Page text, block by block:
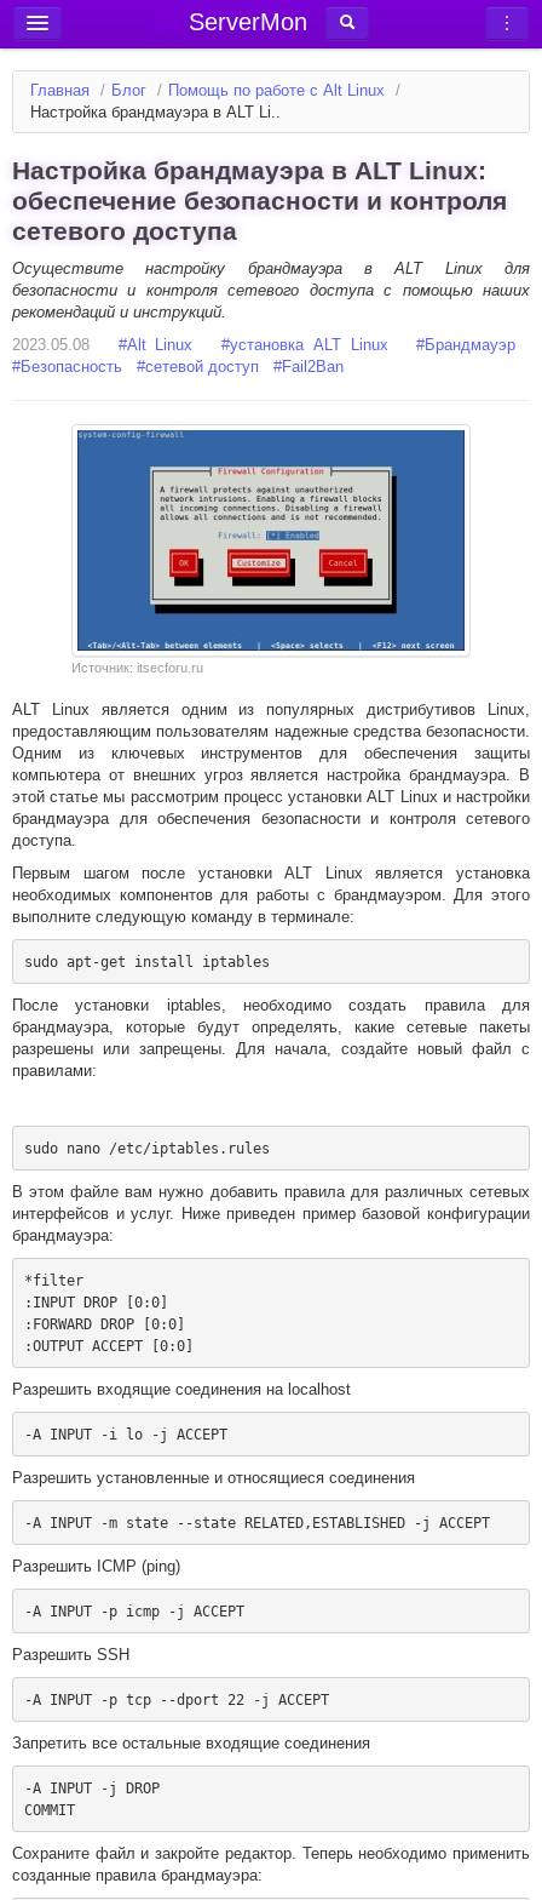
ServerMon
Добавить сервер
Мониторинг серверов
Статьи
Форум
Вход в аккаунт
Главная / Блог / Помощь по работе с Alt Linux
/
Настройка брандмауэра в ALT Li..
Настройка брандмауэра в ALT Linux:
обеспечение безопасности и контроля
сетевого доступа
Осуществите настройку брандмауэра в ALT Linux для
безопасности и контроля сетевого доступа с помощью наших
рекомендаций и инструкций.
2023.05.08
#Alt Linux #установка ALT Linux #Брандмауэр
#Безопасность #сетевой доступ #Fail2Ban
Источник: itsecforu.ru
ALT Linux является одним из популярных дистрибутивов Linux,
предоставляющим пользователям надежные средства безопасности.
Одним из ключевых инструментов для обеспечения защиты
компьютера от внешних угроз является настройка брандмауэра. В
этой статье мы рассмотрим процесс установки ALT Linux и настройки
брандмауэра для обеспечения безопасности и контроля сетевого
доступа.
Первым шагом после установки ALT Linux является установка
необходимых компонентов для работы с брандмауэром. Для этого
выполните следующую команду в терминале:
После установки iptables, необходимо создать правила для
брандмауэра, которые будут определять, какие сетевые пакеты
разрешены или запрещены. Для начала, создайте новый файл с
правилами:
В этом файле вам нужно добавить правила для различных сетевых
интерфейсов и услуг. Ниже приведен пример базовой конфигурации
брандмауэра:
*filter
:INPUT DROP [0:0]
:FORWARD DROP [0:0]
Разрешить входящие соединения на localhost
-A INPUT -i lo -j ACCEPT
Разрешить установленные и относящиеся соединения
-A INPUT -m state --state RELATED,ESTABLISHED -j ACCEPT
Разрешить ICMP (ping)
-A INPUT -p icmp -j ACCEPT
Разрешить SSH
-A INPUT -p tcp --dport 22 -j ACCEPT
Запретить все остальные входящие соединения
-A INPUT -j DROP
COMMIT
Сохраните файл и закройте редактор. Теперь необходимо применить
созданные правила брандмауэра: